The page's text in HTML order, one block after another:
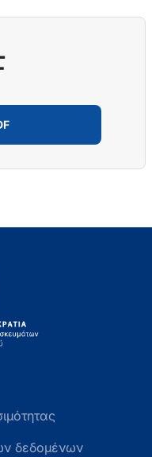
δεδομένων